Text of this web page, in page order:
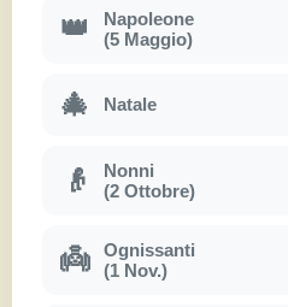
👑
Napoleone
(5 Maggio)
🎄 Natale
👴
Nonni
(2 Ottobre)
👼
Ognissanti
(1 Nov.)